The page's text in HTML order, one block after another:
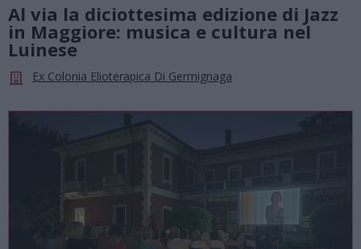
Al via la diciottesima edizione di Jazz
in Maggiore: musica e cultura nel
Luinese
Ex Colonia Elioterapica Di Germignaga